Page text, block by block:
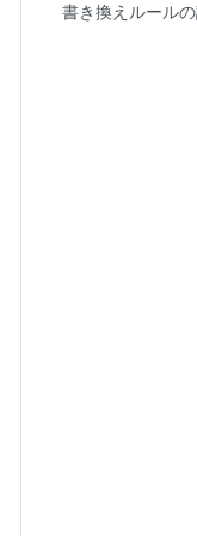
書き換えルール